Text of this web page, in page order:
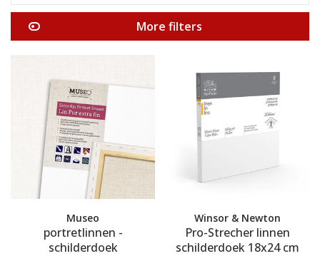
More filters
Museo
portretlinnen -
schilderdoek
Winsor & Newton
Pro-Strecher linnen
schilderdoek 18x24 cm